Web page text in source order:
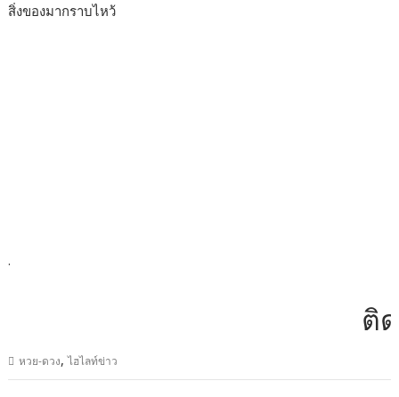
สิ่งของมากราบไหว้
.
ติดต่
หวย-ดวง,ไฮไลท์ข่าว